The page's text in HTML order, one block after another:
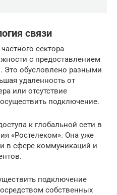
связи
сектора
с предоставлением
Это обусловлено разными
удаленность от
или отсутствие
подключение.
к глобальной сети в
«Ростелеком». Она уже
в сфере коммуникаций и
подключение
собственных